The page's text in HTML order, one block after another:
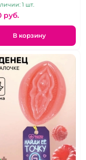
и открытым
1 шт.
pуб.
В корзину